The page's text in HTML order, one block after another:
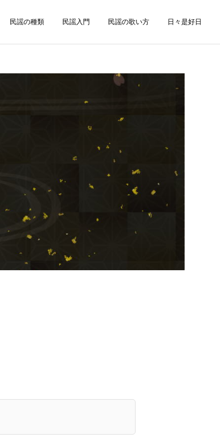
民謡の種類 民謡入門 民謡の歌い方 日々是好日
詳細を見る
九州の代表的なお座敷唄～